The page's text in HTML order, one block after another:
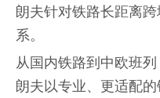
朗夫针对铁路长距离
系。
从国内铁路到中欧班
朗夫以专业、更适配